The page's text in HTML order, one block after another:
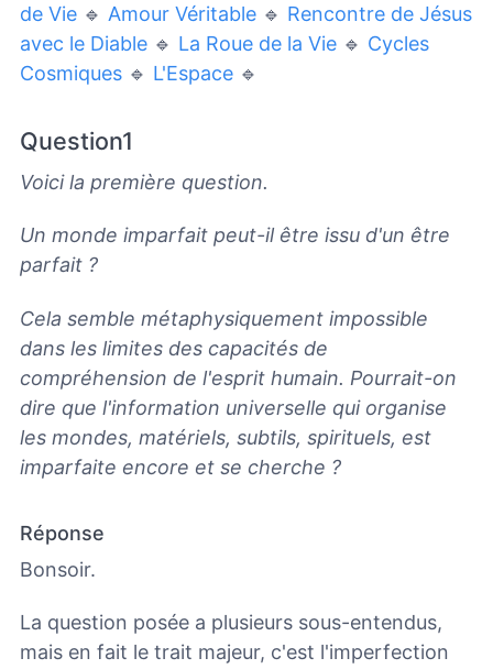
de Vie 🔹 Amour Véritable 🔹 Rencontre de Jésus
avec le Diable 🔹 La Roue de la Vie 🔹 Cycles
Cosmiques 🔹 L'Espace 🔹
Question1
Voici la première question.
Un monde imparfait peut-il être issu d'un être
parfait ?
Cela semble métaphysiquement impossible
dans les limites des capacités de
compréhension de l'esprit humain. Pourrait-on
dire que l'information universelle qui organise
les mondes, matériels, subtils, spirituels, est
imparfaite encore et se cherche ?
Réponse
Bonsoir.
La question posée a plusieurs sous-entendus,
mais en fait le trait majeur, c'est l'imperfection